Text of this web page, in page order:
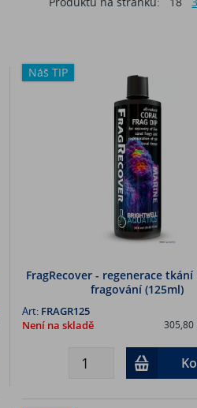
Náš TIP
FragRecover - regenerace
fragování (125ml)
305,80
Art: FRAGR125
Není na skladě